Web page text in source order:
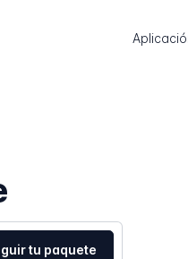
tu paquete